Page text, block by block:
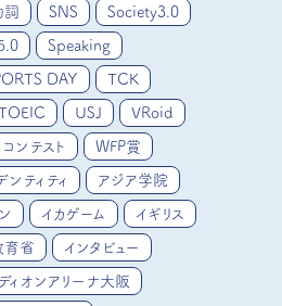
詞 SNS Society3.0
Speaking
DAY TCK
USJ VRoid
ンテスト WFP賞
ンティティ アジア学院
イカゲーム イギリス
育省 インタビュー
ィオンアリーナ大阪